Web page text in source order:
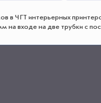
в ЧГТ интерьерных
на входе на две трубки с